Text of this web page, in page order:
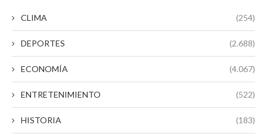
CLIMA (254)
DEPORTES (2.688)
ECONOMÍA (4.067)
ENTRETENIMIENTO (522)
HISTORIA (183)